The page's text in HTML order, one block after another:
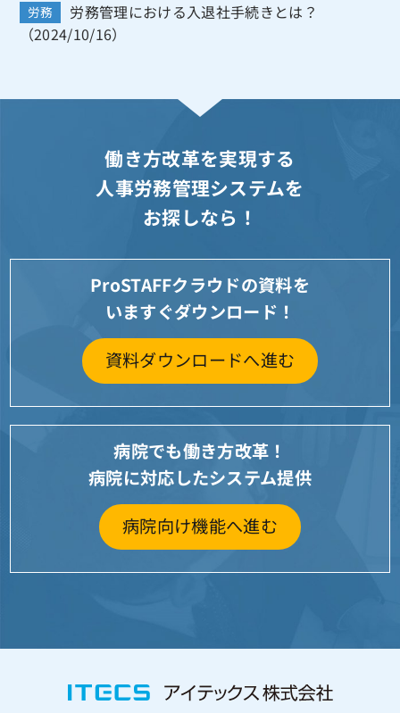
労務
労務管理における入退社手続きとは？
（2024/10/16）
働き方改革を実現する
人事労務管理システムを
お探しなら！
ProSTAFFクラウドの資料を
いますぐダウンロード！
資料ダウンロードへ進む
病院でも働き方改革！
病院に対応したシステム提供
病院向け機能へ進む